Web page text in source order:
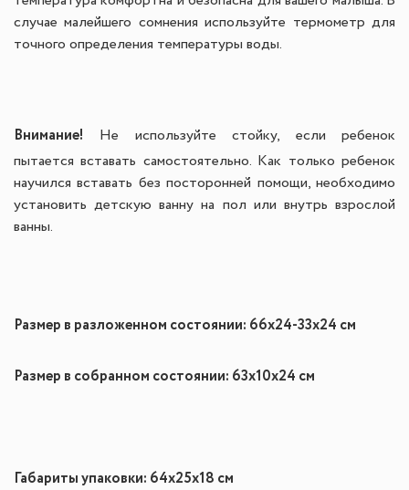
случае малейшего сомнения используйте термометр для
точного определения температуры воды.
Внимание!
Не используйте стойку, если ребенок
пытается вставать самостоятельно. Как только ребенок
научился вставать без посторонней помощи, необходимо
установить детскую ванну на пол или внутрь взрослой
ванны.
Размер в разложенном состоянии: 66х24-33х24 см
Размер в собранном состоянии: 63х10х24 см
Габариты упаковки: 64х25х18 см